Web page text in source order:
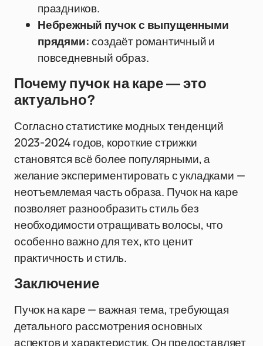
праздников.
Небрежный пучок с выпущенными
прядями:создаёт романтичный и
повседневный образ.
Почему пучок на каре — это
актуально?
Согласно статистике модных тенденций
2023-2024 годов, короткие стрижки
становятся всё более популярными, а
желание экспериментировать с укладками —
неотъемлемая часть образа. Пучок на каре
позволяет разнообразить стиль без
необходимости отращивать волосы, что
особенно важно для тех, кто ценит
практичность и стиль.
Заключение
Пучок на каре — важная тема, требующая
детального рассмотрения основных
аспектов и характеристик. Он предоставляет